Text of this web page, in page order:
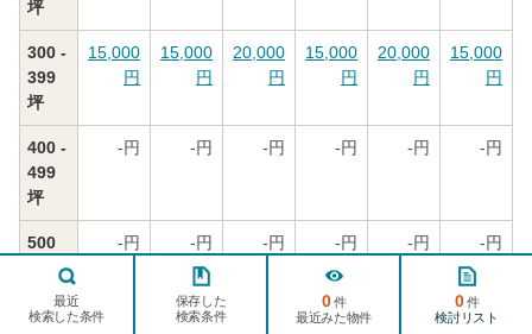
最近
検索した条件
保存した
検索条件
0件
最近みた物件
0件
検討リスト
坪
300 -
399
坪
15,000
円
15,000
円
20,000
円
15,000
円
20,000
円
15,000
円
400 -
499
坪
-円 -円 -円 -円 -円 -円
500
坪以
-円 -円 -円 -円 -円 -円
ページ
TOPへ